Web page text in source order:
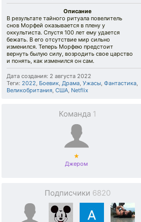
Описание
В результате тайного ритуала повелитель
снов Морфей оказывается в плену у
оккультиста. Спустя 100 лет ему удается
бежать. В его отсутствие мир сильно
изменился. Теперь Морфею предстоит
вернуть былую силу, возродить свое царство
и понять, как изменился он сам.
Дата создания: 2 августа 2022
Теги: 2022, Боевик, Драма, Ужасы, Фантастика,
Великобритания, США, Netflix
Команда 1
★
Джером
Подписчики 6820